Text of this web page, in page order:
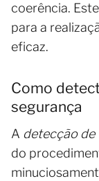
coerência.
para a
eficaz.
Como
segurança
A detecção de
do